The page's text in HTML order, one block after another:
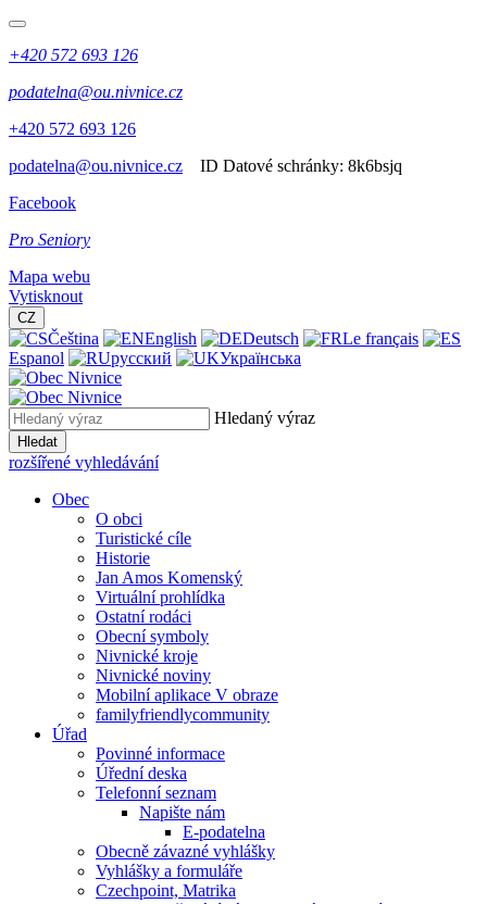
+420 572 693 126
podatelna@ou.nivnice.cz
+420 572 693 126
podatelna@ou.nivnice.cz
ID Datové schránky: 8k6bsjq
Facebook
Pro Seniory
Mapa webu
Vytisknout
CZ
Čeština English Deutsch
Le français
Espanol
русский Українська
Hledaný výraz
Hledat
rozšířené vyhledávání
Obec
O obci
Turistické cíle
Historie
Jan Amos Komenský
Virtuální prohlídka
Ostatní rodáci
Obecní symboly
Nivnické kroje
Nivnické noviny
Mobilní aplikace V obraze
familyfriendlycommunity
Úřad
Povinné informace
Úřední deska
Telefonní seznam
Napište nám
E-podatelna
Obecně závazné vyhlášky
Vyhlášky a formuláře
Czechpoint, Matrika